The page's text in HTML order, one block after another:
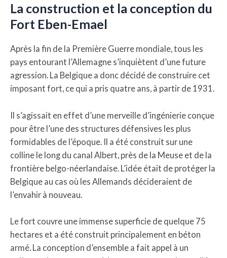
La construction et la conception du
Fort Eben-Emael
Après la fin de la Première Guerre mondiale, tous les
pays entourant l’Allemagne s’inquiètent d’une future
agression. La Belgique a donc décidé de construire cet
imposant fort, ce qui a pris quatre ans, à partir de 1931.
Il s’agissait en effet d’une merveille d’ingénierie conçue
pour être l’une des structures défensives les plus
formidables de l’époque. Il a été construit sur une
colline le long du canal Albert, près de la Meuse et de la
frontière belgo-néerlandaise. L’idée était de protéger la
Belgique au cas où les Allemands décideraient de
l’envahir à nouveau.
Le fort couvre une immense superficie de quelque 75
hectares et a été construit principalement en béton
armé. La conception d’ensemble a fait appel à un